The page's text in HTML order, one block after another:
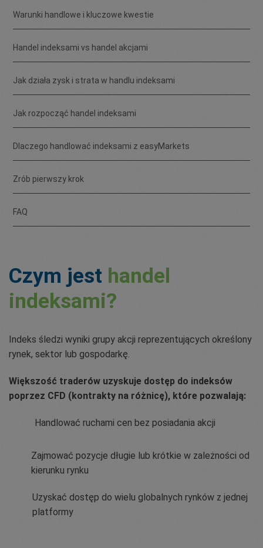
Czym jest handel
indeksami?
Indeks śledzi wyniki grupy akcji reprezentujących określony
rynek, sektor lub gospodarkę.
Większość traderów uzyskuje dostęp do indeksów
poprzez CFD (kontrakty na różnicę), które pozwalają:
Handlować ruchami cen bez posiadania akcji
Zajmować pozycje długie lub krótkie w zależności od
kierunku rynku
Uzyskać dostęp do wielu globalnych rynków z jednej
platformy
Warunki handlowe i kluczowe kwestie
Handel indeksami vs handel akcjami
Jak działa zysk i strata w handlu indeksami
Jak rozpocząć handel indeksami
Dlaczego handlować indeksami z easyMarkets
Zrób pierwszy krok
FAQ